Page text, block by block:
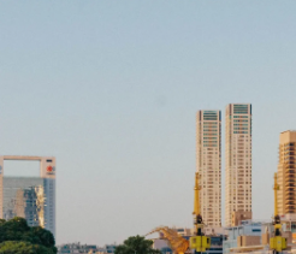
Ingewikkelde HR-taken
INFRASTRUCTUUR
Remote Embedded
HR naadloos in workflows
Flexibele global HR en
Teams uitbreiden met HR
LEREN MET REMOTE
Onderzoek en gidsen
Casestudy's
Deutsch
Español